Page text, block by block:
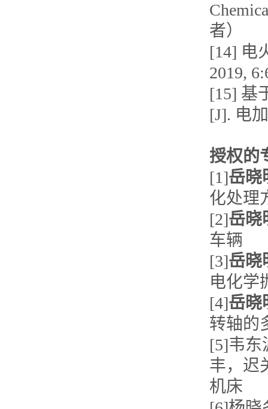
者）
[14] 电
2019,
[15] 基
[J]. 电
授权的
[1]岳晓
化处理
[2]岳晓
车辆
[3]岳晓
电化学
[4]岳晓
转轴的
[5]韦东
丰，迟
机床